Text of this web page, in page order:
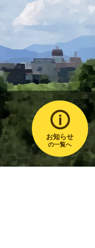
お知らせ
の一覧へ